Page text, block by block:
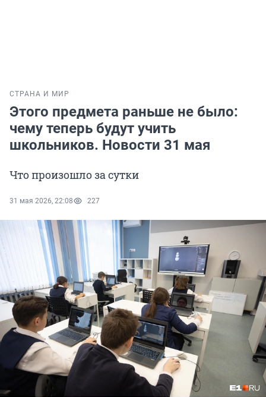
СТРАНА И МИР
Этого предмета раньше не было:
чему теперь будут учить
школьников. Новости 31 мая
Что произошло за сутки
31 мая 2026, 22:08 227